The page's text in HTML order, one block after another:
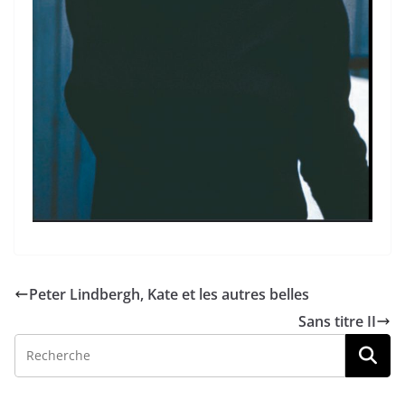
Peter Lindbergh, Kate et les autres belles
Sans titre II